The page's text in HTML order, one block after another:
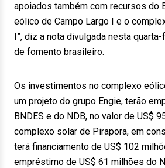
apoiados também com recursos do
eólico de Campo Largo I e o
I”, diz a nota divulgada nesta
de fomento brasileiro.
Os investimentos no complexo
um projeto do grupo Engie, terão
BNDES e do NDB, no valor de US$
complexo solar de Pirapora, em
terá financiamento de US$ 102
empréstimo de US$ 61 milhões do